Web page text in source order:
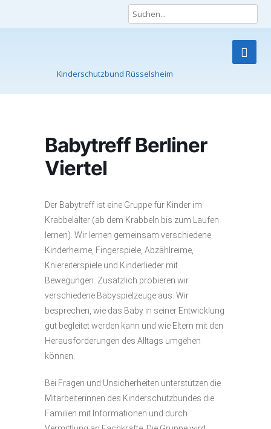
Kinderschutzbund Rüsselsheim
Skip
Babytreff Berliner
Viertel
Der Babytreff ist eine Gruppe für Kinder im
Krabbelalter (ab dem Krabbeln bis zum Laufen
lernen). Wir lernen gemeinsam verschiedene
Kinderheime, Fingerspiele, Abzählreime,
Kniereiterspiele und Kinderlieder mit
Bewegungen. Zusätzlich probieren wir
verschiedene Babyspielzeuge aus. Wir
besprechen, wie das Baby in seiner Entwicklung
gut begleitet werden kann und wie Eltern mit den
Herausforderungen des Alltags umgehen
können.
Bei Fragen und Unsicherheiten unterstützen die
Mitarbeiterinnen des Kinderschutzbundes die
Familien mit Informationen und durch